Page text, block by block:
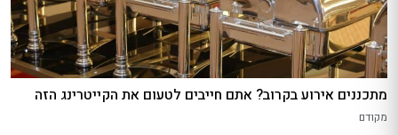
מתכננים אירוע בקרוב? אתם חייבים לטעום את הקייטרינג הזה
מקודם